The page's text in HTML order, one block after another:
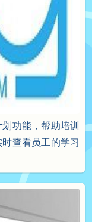
功能，帮助培训
查看员工的学习